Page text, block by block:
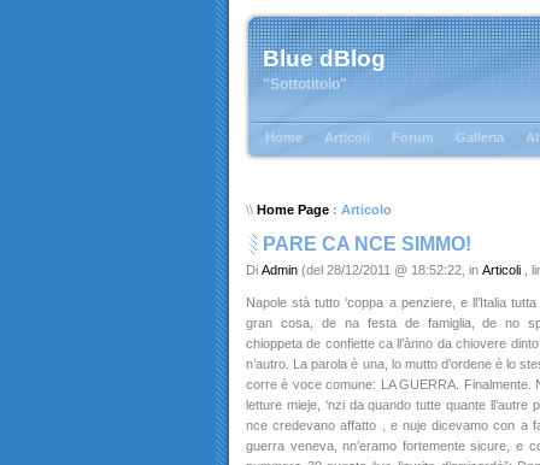
Blue dBlog
"Sottotitolo"
Home Articoli Forum Galleria
\\ Home Page : Articolo
PARE CA NCE SIMMO!
Di Admin (del 28/12/2011 @ 18:52:22, in Articoli ,
Napole stà tutto ‘coppa a penziere, e ll’Italia
gran cosa, de na festa de famiglia, de no
chioppeta de confiette ca ll’ànno da chiovere
n’autro. La parola è una, lo mutto d’ordene è lo
corre è voce comune: LA GUERRA. Finalmente.
letture mieje, ‘nzi da quando tutte quante ll’autre
nce credevano affatto , e nuje dicevamo con a
guerra veneva, nn’eramo fortemente sicure, e